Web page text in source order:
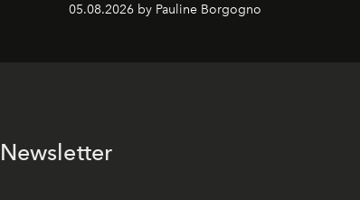
05.08.2026 by Pauline Borgogno
Newsletter